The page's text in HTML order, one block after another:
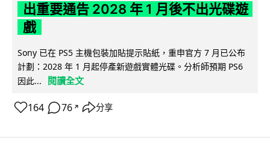
出重要通告 2028 年 1 月後不出光碟遊
戲
Sony 已在 PS5 主機包裝加貼提示貼紙，重申官方 7 月已公布
計劃：2028 年 1 月起停產新遊戲實體光碟。分析師預期 PS6
因此...
閱讀全文
164 76 ↗ 分享